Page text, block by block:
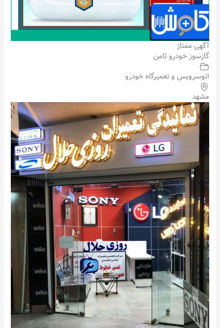
آگهی ممتاز
گازسوز خودرو ثامن
اتوسرویس و تعمیرگاه خودرو
مشهد